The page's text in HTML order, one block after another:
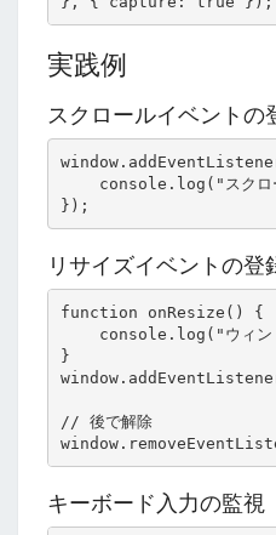
実践例
スクロールイベントの
console.log("スクロ
リサイズイベントの登
function onResize() {
console.log("ウィン
}
// 後で解除
キーボード入力の監視